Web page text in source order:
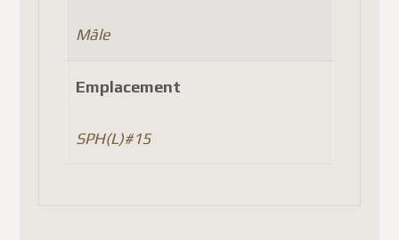
Mâle
Emplacement
SPH(L)#15